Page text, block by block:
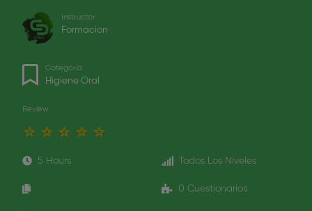
Instructor
Formacion
Categoría
Higiene Oral
Review
5 Hours Todos Los Niveles
0 Cuestionarios